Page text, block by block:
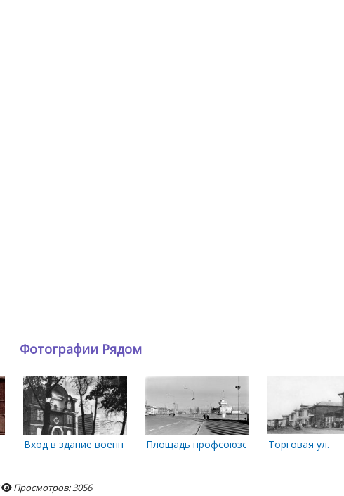
Фотографии Рядом
Вход в здание военного трибуналаПлощадь профсоюзов и МРВ. 1976 год
Торговая ул.
Просмотров: 3056